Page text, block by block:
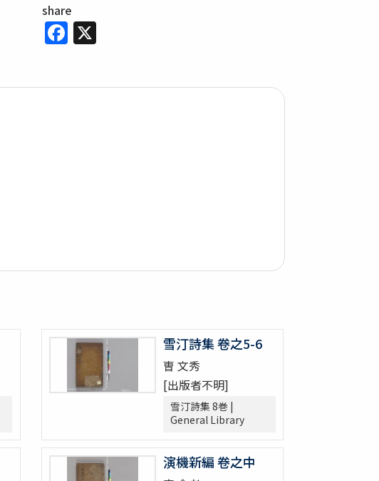
share
Facebook
X
雪汀詩集 卷之5-6
曺 文秀
[出版者不明]
雪汀詩集 8巻 |
General Library
演機新編 卷之中